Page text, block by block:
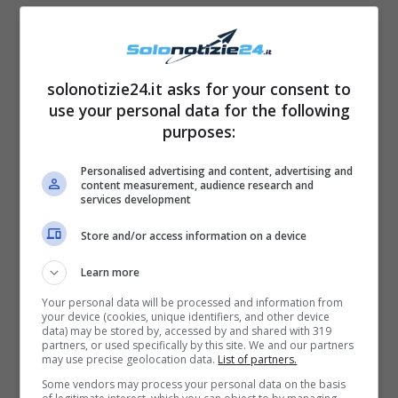
Dopo Alessia Marcuzzi,
anche Giorgia Rossi
annuncia l’addio tramite
social
solonotizie24.it asks for your consent to
use your personal data for the following
purposes:
Personalised advertising and content, advertising and
content measurement, audience research and
services development
Store and/or access information on a device
Learn more
Your personal data will be processed and information from
your device (cookies, unique identifiers, and other device
data) may be stored by, accessed by and shared with 319
partners, or used specifically by this site. We and our partners
may use precise geolocation data. List of partners.
Some vendors may process your personal data on the basis